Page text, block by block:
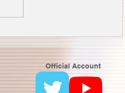
Official Account